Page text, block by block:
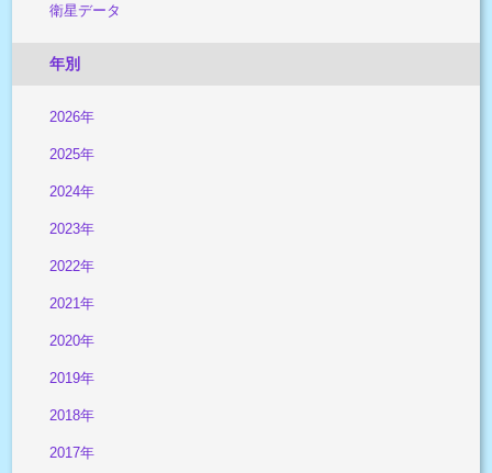
衛星データ
年別
2026年
2025年
2024年
2023年
2022年
2021年
2020年
2019年
2018年
2017年